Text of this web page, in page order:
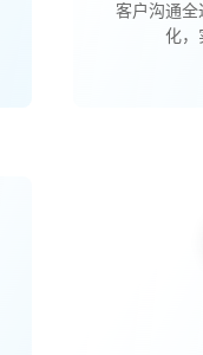
客户沟通
化，